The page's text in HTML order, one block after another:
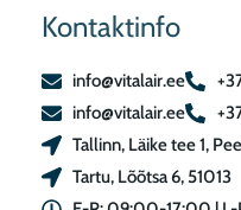
Kontaktinfo
info@vitalair.ee
info@vitalair.ee
Tallinn, Läike tee 1,
Tartu, Lõõtsa 6, 51013